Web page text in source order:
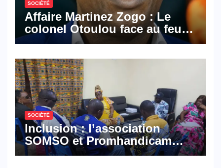
SOCIÉTÉ
Affaire Martinez Zogo : Le
colonel Otoulou face au feu
croisé des avocats de la
SOCIÉTÉ
Inclusion : l’association
SOMSO et Promhandicam
militent en faveur d’une